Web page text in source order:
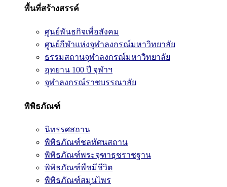
พื้นที่สร้างสรรค์
ศูนย์พันธกิจเพื่อสังคม
ศูนย์กีฬาแห่งจุฬาลงกรณ์มหาวิทยาลัย
ธรรมสถานจุฬาลงกรณ์มหาวิทยาลัย
อุทยาน 100 ปี จุฬาฯ
จุฬาลงกรณ์ราชบรรณาลัย
พิพิธภัณฑ์
นิทรรศสถาน
พิพิธภัณฑ์ชลทัศนสถาน
พิพิธภัณฑ์พระจุฑาธุชราชฐาน
พิพิธภัณฑ์พืชมีชีวิต
พิพิธภัณฑ์สมุนไพร